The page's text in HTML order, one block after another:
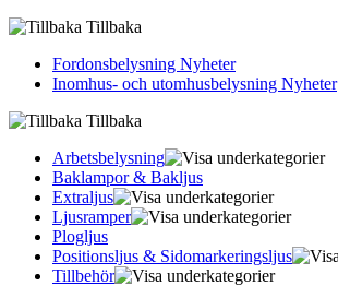
Tillbaka
Fordonsbelysning Nyheter
Inomhus- och utomhusbelysning Nyheter
Tillbaka
Arbetsbelysning
Baklampor & Bakljus
Extraljus
Ljusramper
Plogljus
Positionsljus & Sidomarkerings­ljus
Tillbehör